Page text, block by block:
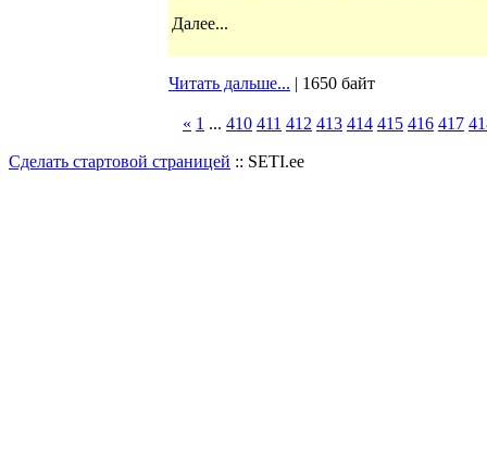
Далее...
Читать дальше... | 1650 байт
« 1 ... 410 411 412 413 414 415 416 417
Сделать стартовой страницей :: SETI.ee